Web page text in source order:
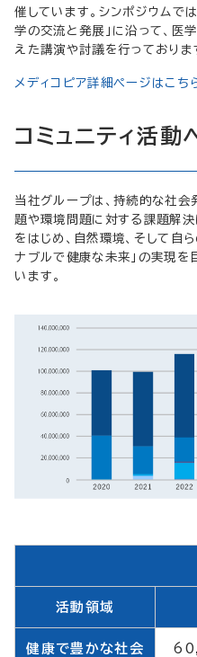
催しています。シンポジウムで
学の交流と発展」に沿って、医
えた講演や討議を行っておりま
メディコピア詳細ページはこち
コミュニティ活動
当社グループは、持続的な社会
題や環境問題に対する課題解
をはじめ、自然環境、そして自
ナブルで健康な未来」の実現を
います。
活動領域
健康で豊かな社会